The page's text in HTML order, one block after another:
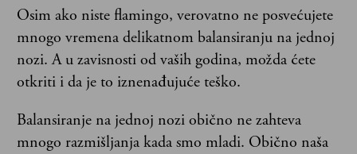
Osim ako niste flamingo, verovatno ne posvećujete
mnogo vremena delikatnom balansiranju na jednoj
nozi. A u zavisnosti od vaših godina, možda ćete
otkriti i da je to iznenađujuće teško.
Balansiranje na jednoj nozi obično ne zahteva
mnogo razmišljanja kada smo mladi. Obično naša